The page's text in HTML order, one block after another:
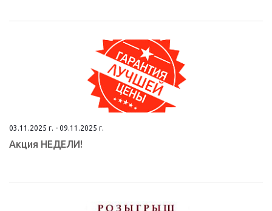
03.11.2025 г. - 09.11.2025 г.
Aкция НEДЕЛИ!